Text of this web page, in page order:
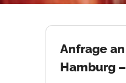
Anfrage
Hamburg